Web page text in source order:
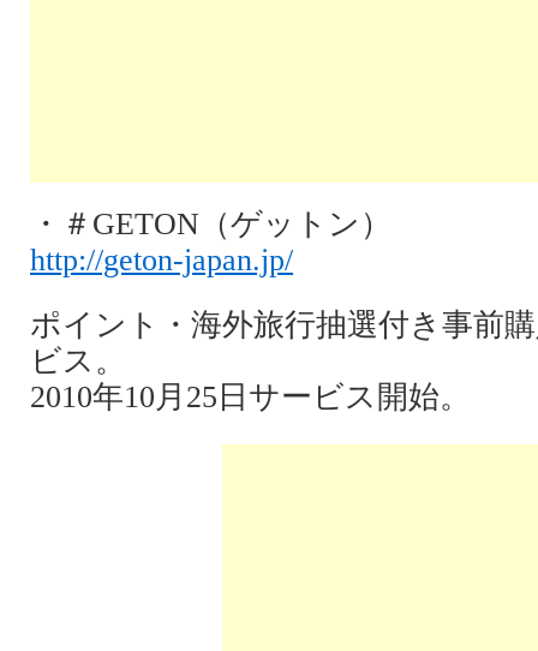
・＃GETON（ゲットン）
http://geton-japan.jp/
ポイント・海外旅行抽選付き事前
ビス。
2010年10月25日サービス開始。